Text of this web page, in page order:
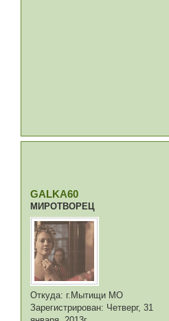
GALKA60
МИРОТВОРЕЦ
Откуда: г.Мытищи МО
Зарегистрирован: Четверг, 31